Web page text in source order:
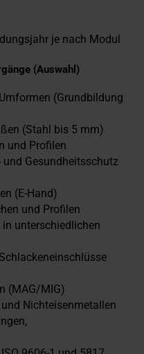
je nach Modul
(Auswahl)
(Grundbildung
(Stahl bis 5 mm)
und Profilen
und Gesundheitsschutz
(E-Hand)
und Profilen
unterschiedlichen
(MAG/MIG)
Nichteisenmetallen